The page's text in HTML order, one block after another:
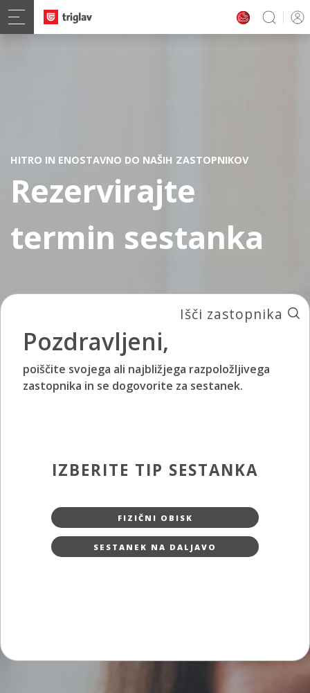
HITRO IN ENOSTAVNO DO NAŠIH ZASTOPNIKOV
Rezervirajte
termin sestanka
Išči zastopnika
Pozdravljeni,
poiščite svojega ali najbližjega razpoložljivega
zastopnika in se dogovorite za sestanek.
IZBERITE TIP SESTANKA
FIZIČNI OBISK
SESTANEK NA DALJAVO